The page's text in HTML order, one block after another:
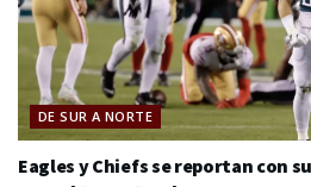
DE SUR A NORTE
Eagles y Chiefs se reportan con